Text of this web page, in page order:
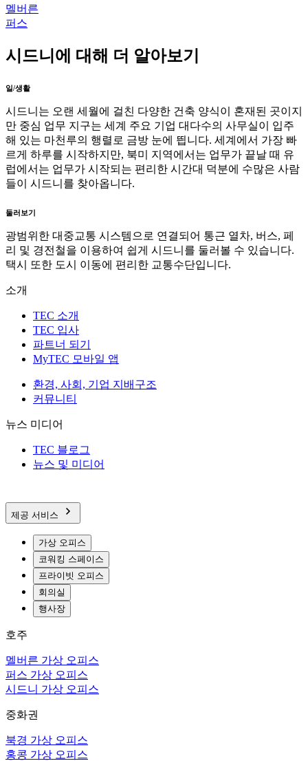
멜버른
퍼스
시드니에 대해 더 알아보기
일/생활
시드니는 오랜 세월에 걸친 다양한 건축 양식이 혼재된 곳이지
만 중심 업무 지구는 세계 주요 기업 대다수의 사무실이 입주
해 있는 마천루의 행렬로 금방 눈에 띕니다. 세계에서 가장 빠
르게 하루를 시작하지만, 북미 지역에서는 업무가 끝날 때 유
럽에서는 업무가 시작되는 편리한 시간대 덕분에 수많은 사람
들이 시드니를 찾아옵니다.
둘러보기
광범위한 대중교통 시스템으로 연결되어 통근 열차, 버스, 페
리 및 경전철을 이용하여 쉽게 시드니를 둘러볼 수 있습니다.
택시 또한 도시 이동에 편리한 교통수단입니다.
소개
TEC 소개
TEC 입사
파트너 되기
MyTEC 모바일 앱
환경, 사회, 기업 지배구조
커뮤니티
뉴스 미디어
TEC 블로그
뉴스 및 미디어
제공 서비스
가상 오피스
코워킹 스페이스
프라이빗 오피스
회의실
행사장
호주
멜버른 가상 오피스
퍼스 가상 오피스
시드니 가상 오피스
중화권
북경 가상 오피스
홍콩 가상 오피스